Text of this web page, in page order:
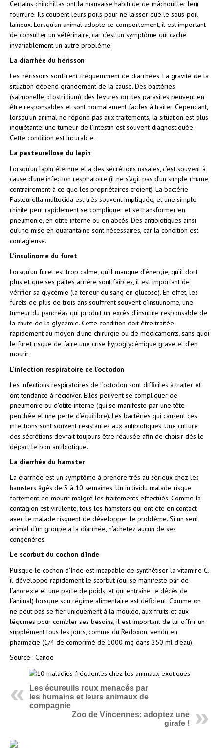
Certains chinchillas ont la mauvaise habitude de mâchouiller leur
fourrure. Ils coupent leurs poils pour ne laisser que le sous-poil
laineux. Lorsqu’un animal adopte ce comportement, il est important
de consulter un vétérinaire, car c’est un symptôme qui cache
invariablement un autre problème.
La diarrhée du hérisson
Les hérissons souffrent fréquemment de diarrhées. La gravité de la
situation dépend grandement de la cause. Des bactéries
(salmonelle, clostridium), des levures ou des parasites peuvent en
être responsables et sont normalement faciles à traiter. Cependant,
lorsqu’un animal ne répond pas aux traitements, la situation est plus
inquiétante: une tumeur de l’intestin est souvent diagnostiquée.
Cette condition est incurable.
La pasteurellose du lapin
Lorsqu’un lapin éternue et a des sécrétions nasales, c’est souvent à
cause d’une infection respiratoire (il ne s’agit pas d’un simple rhume,
contrairement à ce que les propriétaires croient). La bactérie
Pasteurella multocida est très souvent impliquée, et une simple
rhinite peut rapidement se compliquer et se transformer en
pneumonie, en otite interne ou en abcès. Des antibiotiques ainsi
qu’une mise en quarantaine sont nécessaires, car la condition est
contagieuse.
L’insulinome du furet
Lorsqu’un furet est trop calme, qu’il manque d’énergie, qu’il dort
plus et que ses pattes arrière sont faibles, il est important de
vérifier sa glycémie (la teneur du sang en glucose). En effet, les
furets de plus de trois ans souffrent souvent d’insulinome, une
tumeur du pancréas qui produit un excès d’insuline responsable de
la chute de la glycémie. Cette condition doit être traitée
rapidement au moyen d’une chirurgie ou de médicaments, sans quoi
le furet risque de faire une crise hypoglycémique grave et d’en
mourir.
L’infection respiratoire de l’octodon
Les infections respiratoires de l’octodon sont difficiles à traiter et
ont tendance à récidiver. Elles peuvent se compliquer de
pneumonie ou d’otite interne (qui se manifeste par une tête
penchée et une perte d’équilibre). Les bactéries qui causent ces
infections sont souvent résistantes aux antibiotiques. Une culture
des sécrétions devrait toujours être réalisée afin de choisir dès le
départ le bon antibiotique.
La diarrhée du hamster
La diarrhée est un symptôme à prendre très au sérieux chez les
hamsters âgés de 3 à 10 semaines. Un individu malade risque
fortement de mourir malgré les traitements effectués. Comme la
contagion est virulente, tous les hamsters qui ont été en contact
avec le malade risquent de développer le problème. Si un seul
animal d’un groupe a la diarrhée, n’achetez aucun de ses
congénères.
Le scorbut du cochon d’Inde
Puisque le cochon d’Inde est incapable de synthétiser la vitamine C,
il développe rapidement le scorbut (qui se manifeste par de
l’anorexie et une perte de poids, et qui entraîne le décès de
l’animal) lorsque son régime alimentaire est déficient. Comme on
ne peut pas se fier uniquement à la moulée, aux fruits et aux
légumes pour combler ses besoins, il est important de lui offrir un
supplément tous les jours, comme du Redoxon, vendu en
pharmacie (1/4 de comprimé de 1000 mg dans 250 ml d’eau).
Source : Canoë
Les écureuils roux menacés par
les humains et leurs animaux de
compagnie
Zoo de Vincennes: adoptez une
girafe !